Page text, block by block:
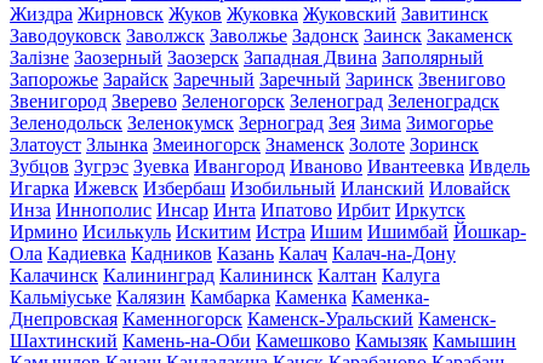
Жиздра Жирновск Жуков Жуковка Жуковский Завитинск
Заводоуковск Заволжск Заволжье Задонск Заинск Закаменск
Залізне Заозерный Заозерск Западная Двина Заполярный
Запорожье Зарайск Заречный Заречный Заринск Звенигово
Звенигород Зверево Зеленогорск Зеленоград Зеленоградск
Зеленодольск Зеленокумск Зерноград Зея Зима Зимогорье
Златоуст Злынка Змеиногорск Знаменск Золоте Зоринск
Зубцов Зугрэс Зуевка Ивангород Иваново Ивантеевка Ивдель
Игарка Ижевск Избербаш Изобильный Иланский Иловайск
Инза Иннополис Инсар Инта Ипатово Ирбит Иркутск
Ирмино Исилькуль Искитим Истра Ишим Ишимбай Йошкар-
Ола Кадиевка Кадников Казань Калач Калач-на-Дону
Калачинск Калининград Калининск Калтан Калуга
Кальміуське Калязин Камбарка Каменка Каменка-
Днепровская Каменногорск Каменск-Уральский Каменск-
Шахтинский Камень-на-Оби Камешково Камызяк Камышин